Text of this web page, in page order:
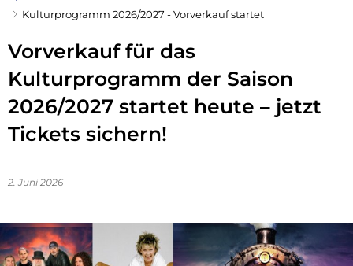
Kulturprogramm 2026/2027 - Vorverkauf startet
Vorverkauf für das
Kulturprogramm der Saison
2026/2027 startet heute – jetzt
Tickets sichern!
2. Juni 2026